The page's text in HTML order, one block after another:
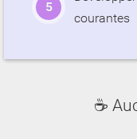
courantes
☕